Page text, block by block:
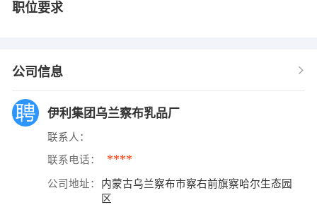
职位要求
公司信息
伊利集团乌兰察布乳品厂
联系人：
联系电话： ****
公司地址：
内蒙古乌兰察布市察右前旗察哈尔生态园
区